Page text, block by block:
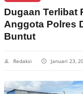
Dugaan Terlibat
Anggota Polres
Buntut
Redaksi Januari 23,